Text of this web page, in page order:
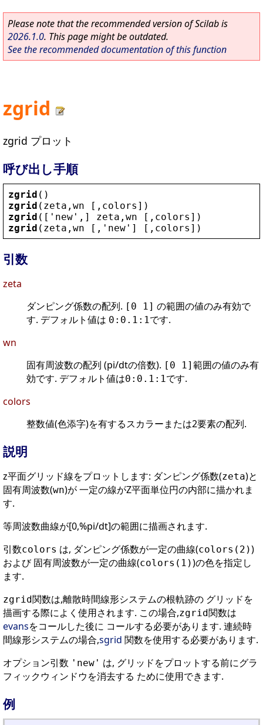
Please note that the recommended version of Scilab is
2026.1.0. This page might be outdated.
See the recommended documentation of this function
zgrid
zgrid プロット
呼び出し手順
zgrid ()
zgrid ( zeta , wn [, colors ])
zgrid ([ ' new ' ,] zeta , wn [, colors ])
zgrid ( zeta , wn [, ' new ' ] [, colors ])
引数
zeta
ダンピング係数の配列. [0 1] の範囲の値のみ有効で
す. デフォルト値は 0:0.1:1です.
wn
固有周波数の配列 (pi/dtの倍数). [0 1] 範囲の値のみ有
効です. デフォルト値は0:0.1:1です.
colors
整数値(色添字)を有するスカラーまたは2要素の配列.
説明
z平面グリッド線をプロットします: ダンピング係数(zeta)と
固有周波数(wn)が 一定の線がZ平面単位円の内部に描かれま
す.
等周波数曲線が[0,%pi/dt]の範囲に描画されます.
引数colors は, ダンピング係数が一定の曲線(colors(2))
および 固有周波数が一定の曲線(colors(1))の色を指定し
ます.
zgrid関数は,離散時間線形システムの根軌跡の グリッドを
描画する際によく使用されます. この場合,zgrid関数は
evansをコールした後に コールする必要があります. 連続時
間線形システムの場合,sgrid 関数を使用する必要があります.
オプション引数 'new' は, グリッドをプロットする前にグラ
フィックウィンドウを消去する ために使用できます.
例